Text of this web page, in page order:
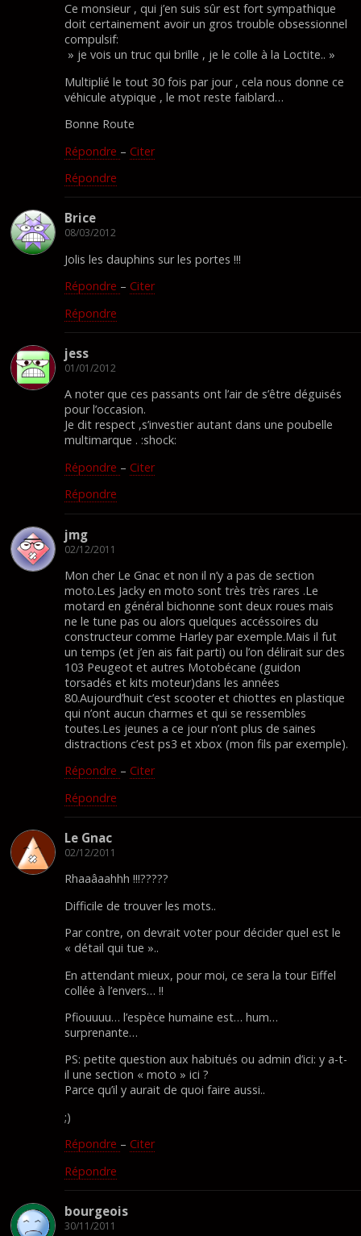
Ce monsieur , qui j’en suis sûr est fort sympathique
doit certainement avoir un gros trouble obsessionnel
compulsif:
» je vois un truc qui brille , je le colle à la Loctite.. »
Multiplié le tout 30 fois par jour , cela nous donne ce
véhicule atypique , le mot reste faiblard…
Bonne Route
Répondre – Citer
Répondre
Brice
08/03/2012
Jolis les dauphins sur les portes !!!
Répondre – Citer
Répondre
jess
01/01/2012
A noter que ces passants ont l’air de s’être déguisés
pour l’occasion.
Je dit respect ,s’investier autant dans une poubelle
multimarque . :shock:
Répondre – Citer
Répondre
jmg
02/12/2011
Mon cher Le Gnac et non il n’y a pas de section
moto.Les Jacky en moto sont très très rares .Le
motard en général bichonne sont deux roues mais
ne le tune pas ou alors quelques accéssoires du
constructeur comme Harley par exemple.Mais il fut
un temps (et j’en ais fait parti) ou l’on délirait sur des
103 Peugeot et autres Motobécane (guidon
torsadés et kits moteur)dans les années
80.Aujourd’huit c’est scooter et chiottes en plastique
qui n’ont aucun charmes et qui se ressembles
toutes.Les jeunes a ce jour n’ont plus de saines
distractions c’est ps3 et xbox (mon fils par exemple).
Répondre – Citer
Répondre
Le Gnac
02/12/2011
Rhaaâaahhh !!!?????
Difficile de trouver les mots..
Par contre, on devrait voter pour décider quel est le
« détail qui tue »..
En attendant mieux, pour moi, ce sera la tour Eiffel
collée à l’envers… !!
Pfiouuuu… l’espèce humaine est… hum…
surprenante…
PS: petite question aux habitués ou admin d’ici: y a-t-
il une section « moto » ici ?
Parce qu’il y aurait de quoi faire aussi..
;)
Répondre – Citer
Répondre
bourgeois
30/11/2011